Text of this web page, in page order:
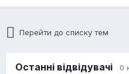
Перейти до списку тем
Останні відвідувачі 0